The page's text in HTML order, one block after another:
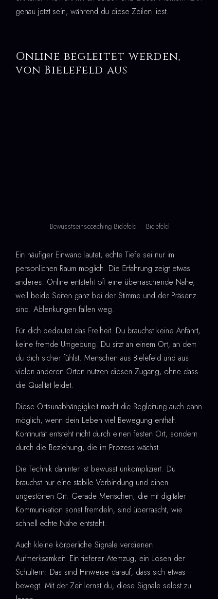
genau jetzt sein, während du diese Zeilen liest.
Online begleitet werden,
von Bielefeld aus
Bewusstseinscoaching Bielefeld – Bielefeld
Ein häufiger Einwand lautet, echte Tiefe sei nur im
persönlichen Raum möglich. Die Erfahrung zeigt etwas
anderes. Online entsteht oft eine überraschende Nähe,
weil beide Seiten ganz bei der Stimme und der Präsenz
sind. Ablenkungen fallen weg.
Für dich bedeutet das Freiheit. Du brauchst keine Anfahrt,
keine fremde Umgebung. Du sitzt an einem Ort, an dem
du dich sicher fühlst. Menschen aus Bielefeld und aus
vielen anderen Orten nutzen diesen Zugang, ohne dass
die Qualität leidet.
Diese Ortsunabhängigkeit macht die Begleitung auch dann
möglich, wenn dein Leben viel Bewegung enthält.
Kontinuität entsteht nicht durch einen festen Ort, sondern
durch die Beziehung, die im Prozess wächst.
Die Technik dahinter ist bewusst unkompliziert. Du
brauchst nur eine stabile Verbindung und einen
ungestörten Ort. Gerade Menschen, die mit digitaler
Kommunikation sonst fremdeln, sind überrascht, wie
schnell echte Nähe entsteht.
Auch kleine körperliche Signale verdienen
Aufmerksamkeit. Ein tieferer Atemzug, ein Lösen der
Schultern: Das sind Hinweise darauf, dass sich etwas
bewegt. Mit der Zeit lernst du, diese Signale selbst zu